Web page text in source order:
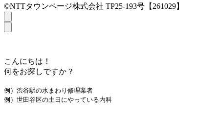
©NTTタウンページ株式会社 TP25-193号【261029】
こんにちは！
何をお探しですか？
例）渋谷駅の水まわり修理業者
例）世田谷区の土日にやっている内科